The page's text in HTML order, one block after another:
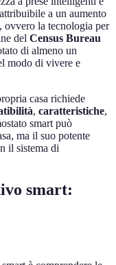
a un aumento
ovvero la tecnologia per
del Census Bureau
di almeno un
modo di vivere e
casa richiede
, caratteristiche,
smart può
ma il suo potente
il sistema di
smart: